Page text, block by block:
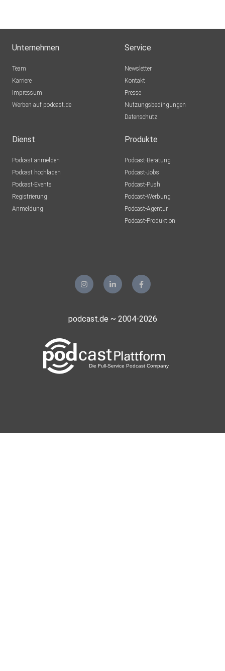
Unternehmen
Team
Karriere
Impressum
Werben auf podcast.de
Service
Newsletter
Kontakt
Presse
Nutzungsbedingungen
Datenschutz
Dienst
Podcast anmelden
Podcast hochladen
Podcast-Events
Registrierung
Anmeldung
Produkte
Podcast-Beratung
Podcast-Jobs
Podcast-Push
Podcast-Werbung
Podcast-Agentur
Podcast-Produktion
podcast.de ~ 2004-2026